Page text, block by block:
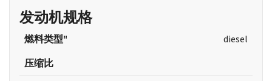
发动机规格
燃料类型"
diesel
压缩比